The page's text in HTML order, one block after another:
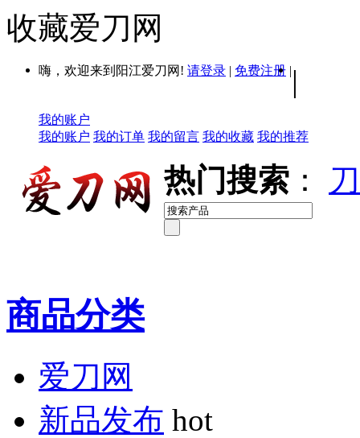
收藏爱刀网
嗨，欢迎来到阳江爱刀网! 请登录 | 免费注册 | |
我的账户
我的账户 我的订单 我的留言 我的收藏 我的推荐
热门搜索 ：
商品分类
爱刀网
新品发布 hot